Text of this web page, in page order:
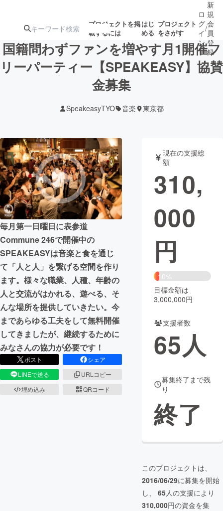
プロジェクトを掲
載するには
はじ
める
プロジェクト
をさがす
注目の新着プロ募集終了が近いプ
テクノロジー・ガジェット
映像・映画 書籍・雑誌
ビジネス・起業 チャレンジ
まちづくり・地域活性化
CAMPFIRE for Social Good
CAMPFIRE Creation
CAMPFIREふるさと納税
コミュニティ
ロ
グ
イ
ン
/
新
規
会
員
登
録
国籍問わずファンを増やす月1開催フ
リーパーティー【SPEAKEASY】協賛
金募集
SpeakeasyTYO 音楽 東京都
毎月第一日曜日に表参道
Commune 246で開催中の
SPEAKEASYは音楽と食を通じ
て「人と人」を繋げる空間を作り
ます。様々な職業、人種、年齢の
人と交流がはかれる、遊べる、そ
んな場所を提供していきたい。今
まであらゆる工夫をして無料開催
してきましたが、継続するために
みなさんの協力が必要です！
ポスト
シェア
LINEで送る
URLコピー
埋め込み
QRコード
現在の支援総
額
310,
000
円
10%
目標金額は
3,000,000円
支援者数
65人
募集終了まで残
り
終了
このプロジェクトは、
2016/06/29に募集を開始
し、 65人の支援により
310,000円の資金を集